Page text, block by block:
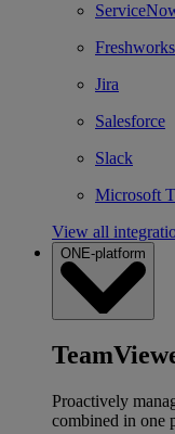
Freshworks
Jira
Salesforce
Slack
Microsoft
View all
ONE-platform
Proactively
combined in one